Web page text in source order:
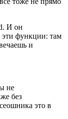
И он
эти функции: там
и
не
без
это в